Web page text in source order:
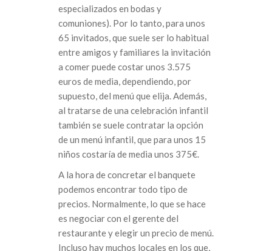
especializados en bodas y
comuniones). Por lo tanto, para unos
65 invitados, que suele ser lo habitual
entre amigos y familiares la invitación
a comer puede costar unos 3.575
euros de media, dependiendo, por
supuesto, del menú que elija. Además,
al tratarse de una celebración infantil
también se suele contratar la opción
de un menú infantil, que para unos 15
niños costaría de media unos 375€.
A la hora de concretar el banquete
podemos encontrar todo tipo de
precios. Normalmente, lo que se hace
es negociar con el gerente del
restaurante y elegir un precio de menú.
Incluso hay muchos locales en los que,